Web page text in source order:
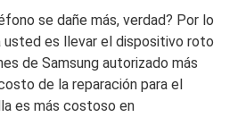
se dañe más, verdad? Por lo
usted es llevar el dispositivo roto
de Samsung autorizado más
de la reparación para el
es más costoso en